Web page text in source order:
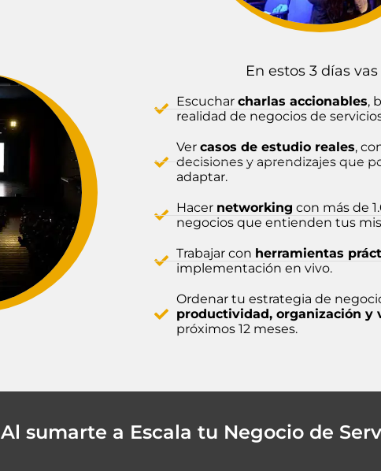
En estos 3 días vas
Escuchar charlas accionables,
realidad de negocios de
Ver casos de estudio reales,
decisiones y aprendizajes que
adaptar.
Hacer networking con más de
negocios que entienden tus
Trabajar con herramientas
implementación en vivo.
Ordenar tu estrategia de
productividad, organización y
próximos 12 meses.
Al sumarte a Escala tu Negocio de